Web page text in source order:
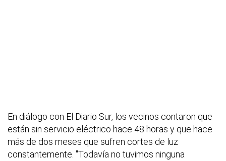
En diálogo con El Diario Sur, los vecinos contaron que
están sin servicio eléctrico hace 48 horas y que hace
más de dos meses que sufren cortes de luz
constantemente. "Todavía no tuvimos ninguna